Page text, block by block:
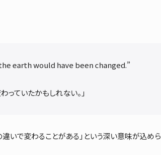
earth would have been changed.”
っていたかもしれない。」
いで変わることがある」という深い意味が込めら